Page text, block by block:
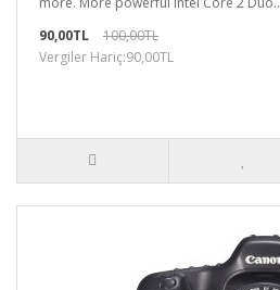
90,00TL
100,00TL
Vergiler Hariç:90,00TL